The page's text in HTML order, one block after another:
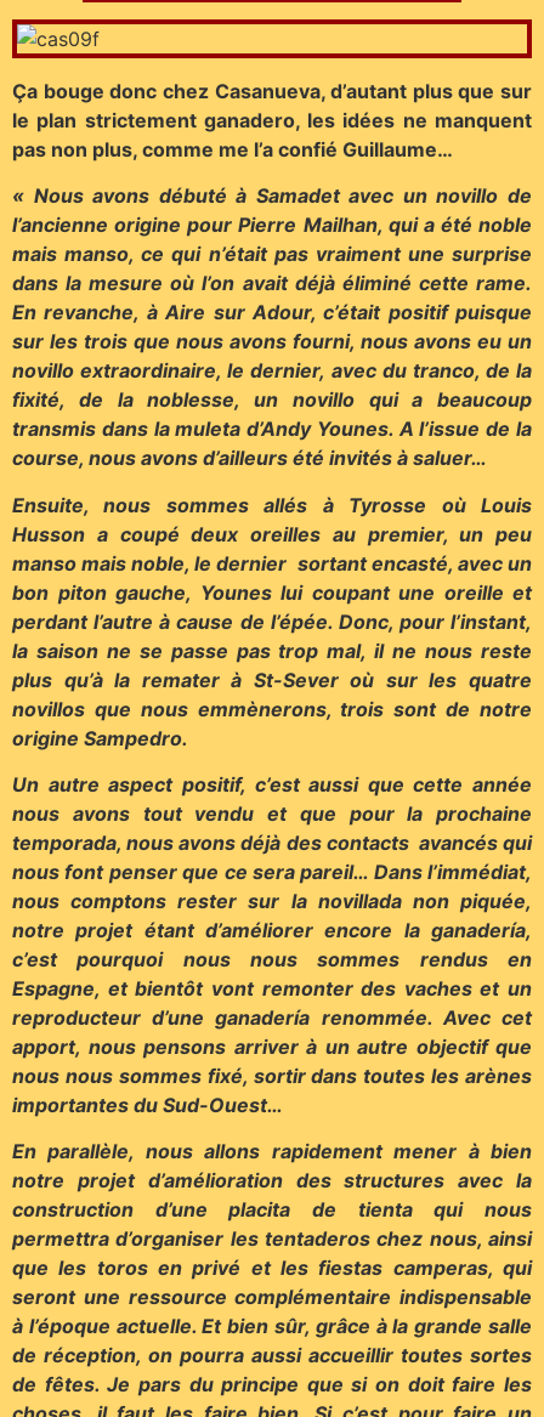
Ça bouge donc chez Casanueva, d’autant plus que sur
le plan strictement ganadero, les idées ne manquent
pas non plus, comme me l’a confié Guillaume…
« Nous avons débuté à Samadet avec un novillo de
l’ancienne origine pour Pierre Mailhan, qui a été noble
mais manso, ce qui n’était pas vraiment une surprise
dans la mesure où l’on avait déjà éliminé cette rame.
En revanche, à Aire sur Adour, c’était positif puisque
sur les trois que nous avons fourni, nous avons eu un
novillo extraordinaire, le dernier, avec du tranco, de la
fixité, de la noblesse, un novillo qui a beaucoup
transmis dans la muleta d’Andy Younes. A l’issue de la
course, nous avons d’ailleurs été invités à saluer…
Ensuite, nous sommes allés à Tyrosse où Louis
Husson a coupé deux oreilles au premier, un peu
manso mais noble, le dernier sortant encasté, avec un
bon piton gauche, Younes lui coupant une oreille et
perdant l’autre à cause de l’épée. Donc, pour l’instant,
la saison ne se passe pas trop mal, il ne nous reste
plus qu’à la remater à St-Sever où sur les quatre
novillos que nous emmènerons, trois sont de notre
origine Sampedro.
Un autre aspect positif, c’est aussi que cette année
nous avons tout vendu et que pour la prochaine
temporada, nous avons déjà des contacts avancés qui
nous font penser que ce sera pareil… Dans l’immédiat,
nous comptons rester sur la novillada non piquée,
notre projet étant d’améliorer encore la ganadería,
c’est pourquoi nous nous sommes rendus en
Espagne, et bientôt vont remonter des vaches et un
reproducteur d’une ganadería renommée. Avec cet
apport, nous pensons arriver à un autre objectif que
nous nous sommes fixé, sortir dans toutes les arènes
importantes du Sud-Ouest…
En parallèle, nous allons rapidement mener à bien
notre projet d’amélioration des structures avec la
construction d’une placita de tienta qui nous
permettra d’organiser les tentaderos chez nous, ainsi
que les toros en privé et les fiestas camperas, qui
seront une ressource complémentaire indispensable
à l’époque actuelle. Et bien sûr, grâce à la grande salle
de réception, on pourra aussi accueillir toutes sortes
de fêtes. Je pars du principe que si on doit faire les